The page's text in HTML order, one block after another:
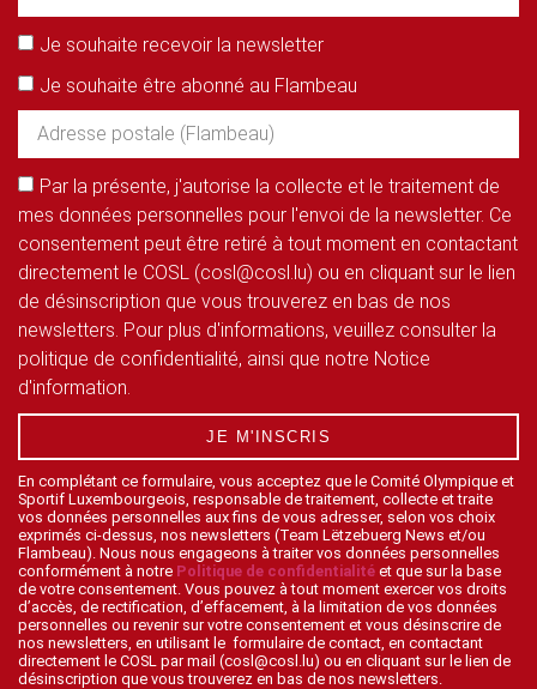
Je souhaite recevoir la newsletter
Je souhaite être abonné au Flambeau
Par la présente, j'autorise la collecte et le traitement de
mes données personnelles pour l'envoi de la newsletter. Ce
consentement peut être retiré à tout moment en contactant
directement le COSL (cosl@cosl.lu) ou en cliquant sur le lien
de désinscription que vous trouverez en bas de nos
newsletters. Pour plus d'informations, veuillez consulter la
politique de confidentialité, ainsi que notre Notice
d'information.
JE M'INSCRIS
En complétant ce formulaire, vous acceptez que le Comité Olympique et
Sportif Luxembourgeois, responsable de traitement, collecte et traite
vos données personnelles aux fins de vous adresser, selon vos choix
exprimés ci-dessus, nos newsletters (Team Lëtzebuerg News et/ou
Flambeau). Nous nous engageons à traiter vos données personnelles
conformément à notre Politique de confidentialité et que sur la base
de votre consentement. Vous pouvez à tout moment exercer vos droits
d’accès, de rectification, d’effacement, à la limitation de vos données
personnelles ou revenir sur votre consentement et vous désinscrire de
nos newsletters, en utilisant le formulaire de contact, en contactant
directement le COSL par mail (cosl@cosl.lu) ou en cliquant sur le lien de
désinscription que vous trouverez en bas de nos newsletters.